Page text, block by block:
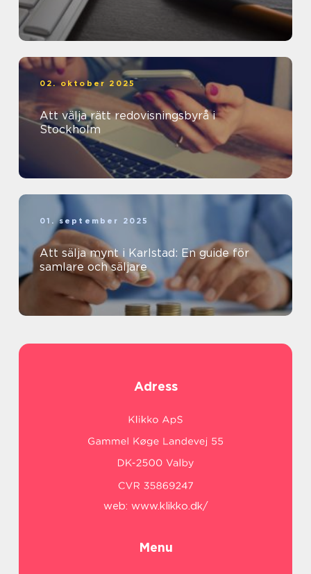
02. oktober 2025
Att välja rätt redovisningsbyrå i
Stockholm
01. september 2025
Att sälja mynt i Karlstad: En guide för
samlare och säljare
Adress
web: www.klikko.dk/
Menu